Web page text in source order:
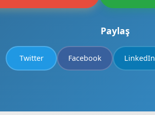
Paylaş
Twitter Facebook LinkedIn